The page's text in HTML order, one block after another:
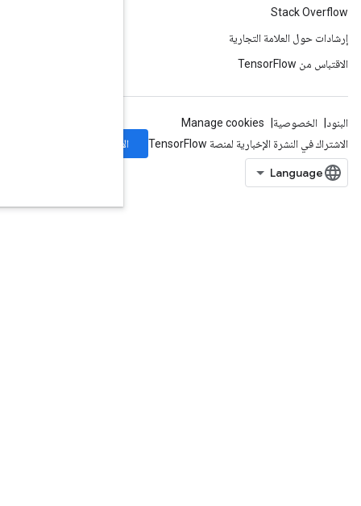
الاشتراك